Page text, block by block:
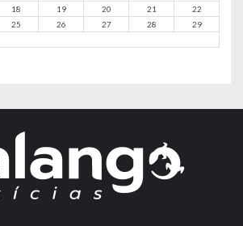
18 19 20 21
22
25 26 27 28
29